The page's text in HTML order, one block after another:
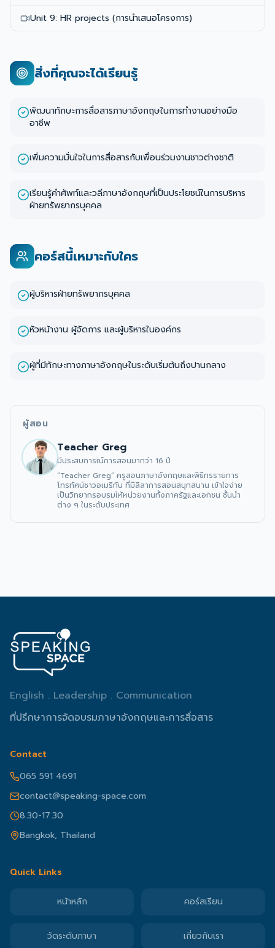
Unit 9: HR projects (การนำเสนอโครงการ)
สิ่งที่คุณจะได้เรียนรู้
พัฒนาทักษะการสื่อสารภาษาอังกฤษในการทำงานอย่างมือ
อาชีพ
เพิ่มความมั่นใจในการสื่อสารกับเพื่อนร่วมงานชาวต่างชาติ
เรียนรู้คำศัพท์และวลีภาษาอังกฤษที่เป็นประโยชน์ในการบริหาร
ฝ่ายทรัพยากรบุคคล
คอร์สนี้เหมาะกับใคร
ผู้บริหารฝ่ายทรัพยากรบุคคล
หัวหน้างาน ผู้จัดการ และผู้บริหารในองค์กร
ผู้ที่มีทักษะทางภาษาอังกฤษในระดับเริ่มต้นถึงปานกลาง
ผู้สอน
Teacher Greg
มีประสบการณ์การสอนมากว่า 16 ปี
“Teacher Greg” ครูสอนภาษาอังกฤษและพิธีกรรายการ
โทรทัศน์ชาวอเมริกัน ที่มีลีลาการสอนสนุกสนาน เข้าใจง่าย
เป็นวิทยากรอบรมให้หน่วยงานทั้งภาครัฐและเอกชน ชั้นนำ
ต่าง ๆ ในระดับประเทศ
English . Leadership . Communication
ที่ปรึกษาการจัดอบรมภาษาอังกฤษและการสื่อสาร
Contact
065 591 4691
contact@speaking-space.com
8.30-17.30
Bangkok, Thailand
Quick Links
หน้าหลัก คอร์สเรียน
วัดระดับภาษา เกี่ยวกับเรา